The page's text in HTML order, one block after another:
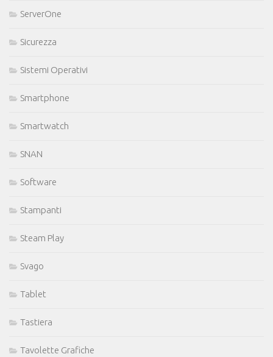
ServerOne
Sicurezza
Sistemi Operativi
Smartphone
Smartwatch
SNAN
Software
Stampanti
Steam Play
Svago
Tablet
Tastiera
Tavolette Grafiche